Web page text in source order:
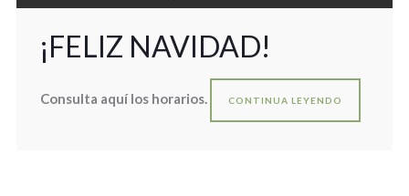
¡FELIZ NAVIDAD!
Consulta aquí los horarios. CONTINUA LEYENDO